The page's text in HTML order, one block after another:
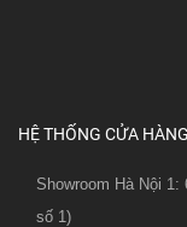
HỆ THỐNG CỬA HÀNG
Showroom Hà Nội
số 1)